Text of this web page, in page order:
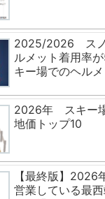
2025/2026 スノ
ルメット着用率
キー場でのヘル
2026年 スキー
地価トップ10
【最終版】
営業している最